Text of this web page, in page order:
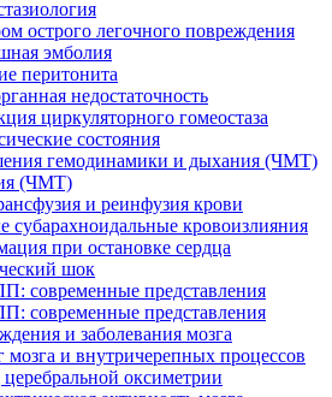
острого легочного повреждения
эмболия
перитонита
недостаточность
циркуляторного гомеостаза
состояния
гемодинамики и дыхания (ЧМТ)
(ЧМТ)
и реинфузия крови
субарахноидальные кровоизлияния
при остановке сердца
шок
современные представления
современные представления
и заболевания мозга
и внутричерепных процессов
оксиметрии